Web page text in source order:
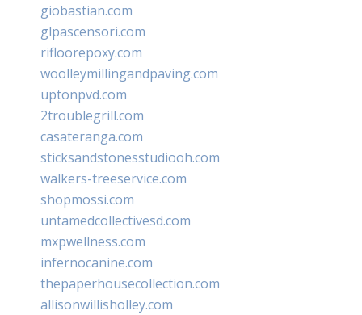
giobastian.com
glpascensori.com
rifloorepoxy.com
woolleymillingandpaving.com
uptonpvd.com
2troublegrill.com
casateranga.com
sticksandstonesstudiooh.com
walkers-treeservice.com
shopmossi.com
untamedcollectivesd.com
mxpwellness.com
infernocanine.com
thepaperhousecollection.com
allisonwillisholley.com